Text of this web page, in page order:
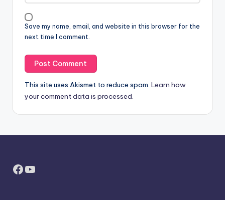
Save my name, email, and website in this browser for the
next time I comment.
This site uses Akismet to reduce spam. Learn how
your comment data is processed.
Facebook
YouTube